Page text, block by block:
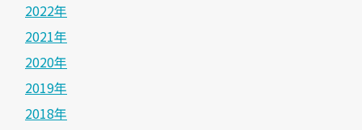
2022年
2021年
2020年
2019年
2018年